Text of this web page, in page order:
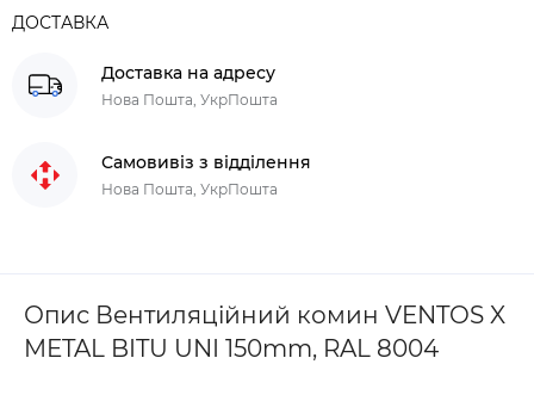
ДОСТАВКА
Доставка на адресу
Нова Пошта, УкрПошта
Самовивіз з відділення
Нова Пошта, УкрПошта
Опис Вентиляційний комин VENTOS X
METAL BITU UNI 150mm, RAL 8004